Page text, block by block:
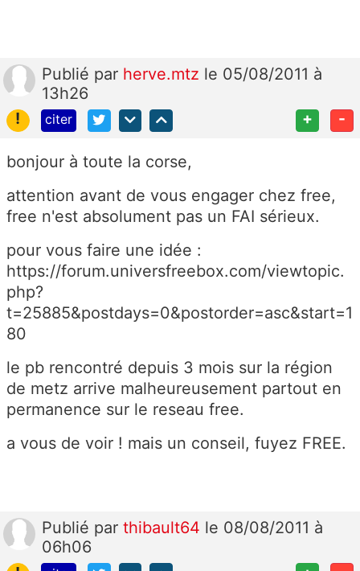
Publié par herve.mtz le 05/08/2011 à
13h26
!
citer + -
bonjour à toute la corse,
attention avant de vous engager chez free,
free n'est absolument pas un FAI sérieux.
pour vous faire une idée :
https://forum.universfreebox.com/viewtopic.
php?
t=25885&postdays=0&postorder=asc&start=1
80
le pb rencontré depuis 3 mois sur la région
de metz arrive malheureusement partout en
permanence sur le reseau free.
a vous de voir ! mais un conseil, fuyez FREE.
Publié par thibault64 le 08/08/2011 à
06h06